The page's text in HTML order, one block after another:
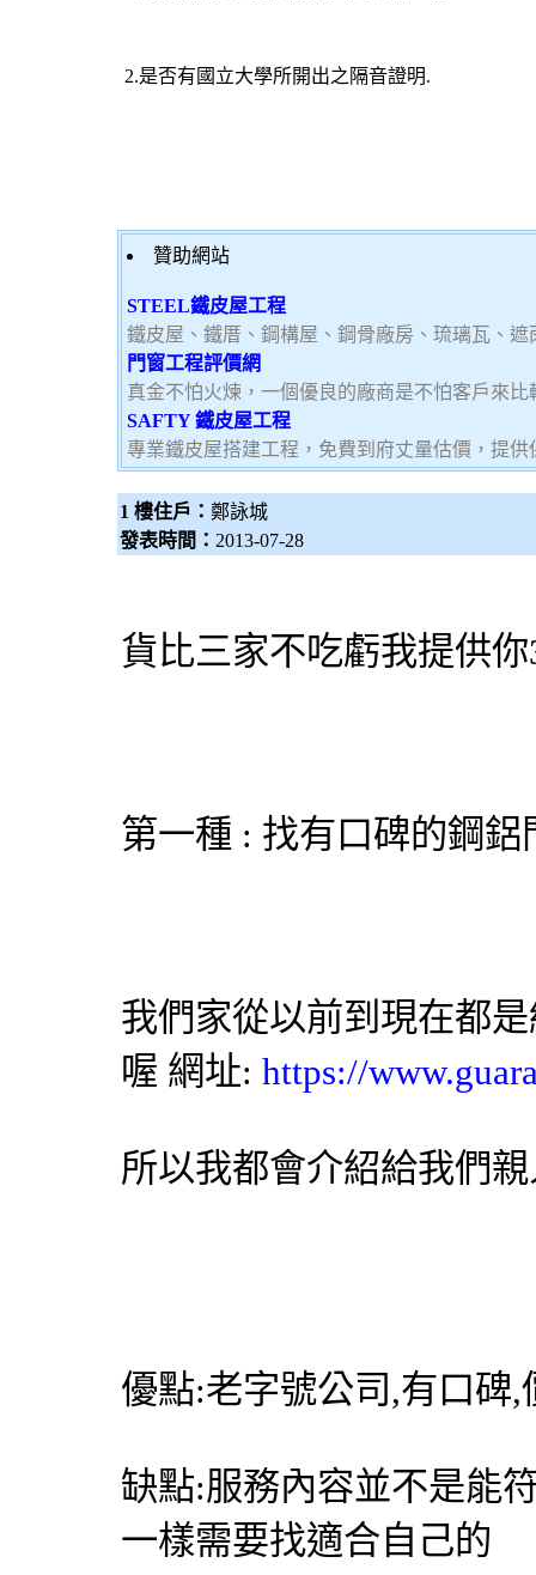
2.是否有國立大學所開出之隔音證明.
贊助網站
STEEL鐵皮屋工程
鐵皮屋、鐵厝、鋼構屋、鋼骨廠房、琉璃瓦、
門窗工程評價網
真金不怕火煉，一個優良的廠商是不怕客戶來
SAFTY 鐵皮屋工程
專業鐵皮屋搭建工程，免費到府丈量估價，提供
1 樓住戶： 鄭詠城
發表時間： 2013-07-28
貨比三家不吃虧我提供
第一種 : 找有口碑的鋼鋁
我們家從以前到現在都
喔 網址: https://
所以我都會介紹給我們
優點:老字號公司,有口碑,
缺點:服務內容並不是能
一樣需要找適合自己的